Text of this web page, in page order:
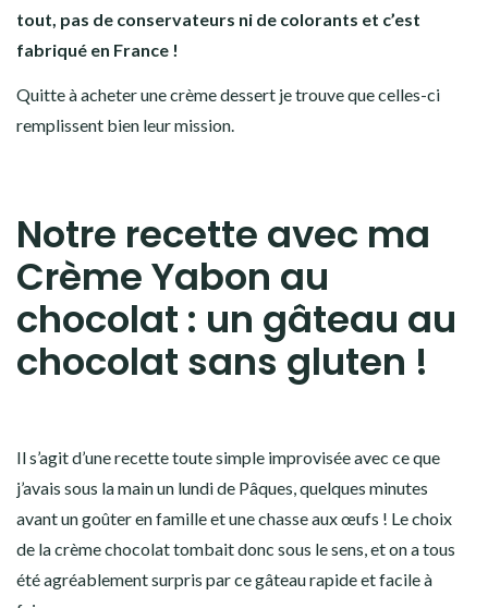
tout, pas de conservateurs ni de colorants et c’est
fabriqué en France !
Quitte à acheter une crème dessert je trouve que celles-ci
remplissent bien leur mission.
Notre recette avec ma
Crème Yabon au
chocolat : un gâteau au
chocolat sans gluten !
Il s’agit d’une recette toute simple improvisée avec ce que
j’avais sous la main un lundi de Pâques, quelques minutes
avant un goûter en famille et une chasse aux œufs ! Le choix
de la crème chocolat tombait donc sous le sens, et on a tous
été agréablement surpris par ce gâteau rapide et facile à